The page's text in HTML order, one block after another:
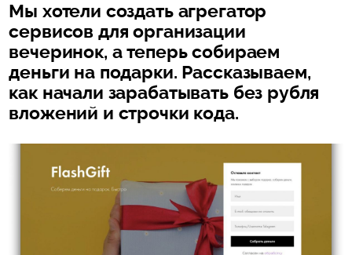
Мы хотели создать агрегатор
сервисов для организации
вечеринок, а теперь собираем
деньги на подарки. Рассказываем,
как начали зарабатывать без рубля
вложений и строчки кода.